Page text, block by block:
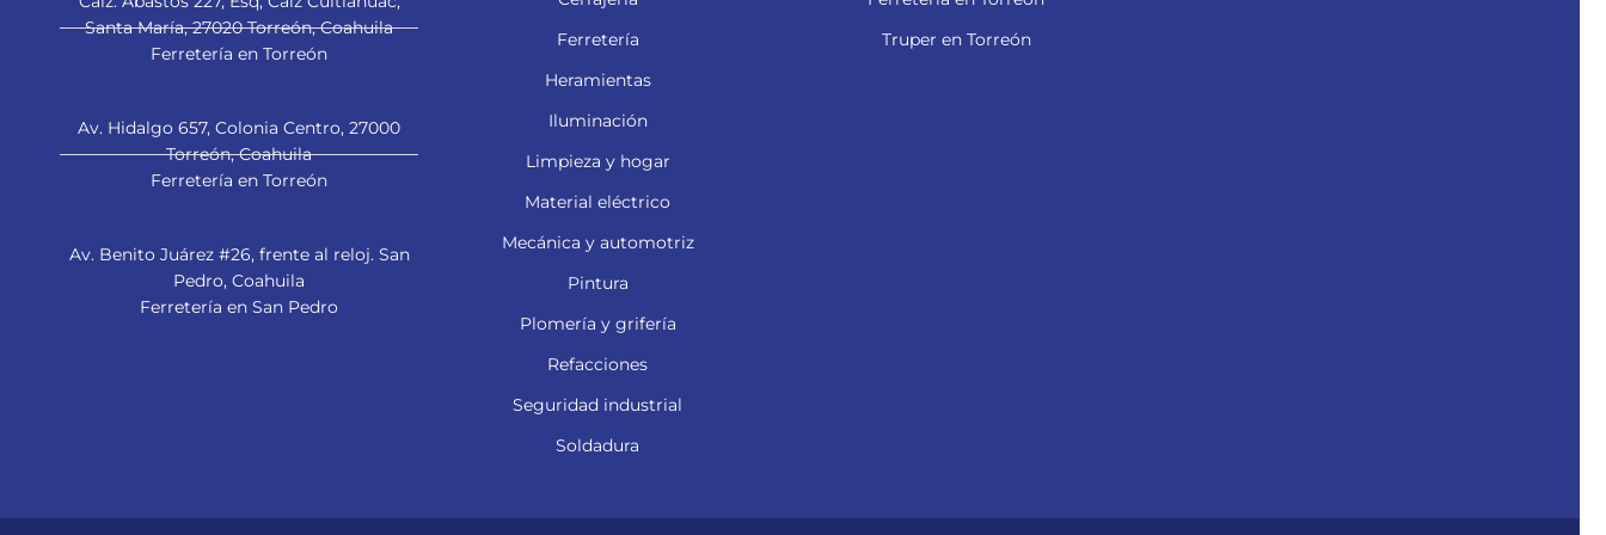
Santa María, 27020 Torreón, Coahuila
Ferretería en Torreón
Av. Hidalgo 657, Colonia Centro, 27000
Torreón, Coahuila
Ferretería en Torreón
Av. Benito Juárez #26, frente al reloj. San
Pedro, Coahuila
Ferretería en San Pedro
Ferretería
Heramientas
Iluminación
Limpieza y hogar
Material eléctrico
Mecánica y automotriz
Pintura
Plomería y grifería
Refacciones
Seguridad industrial
Soldadura
Truper en Torreón